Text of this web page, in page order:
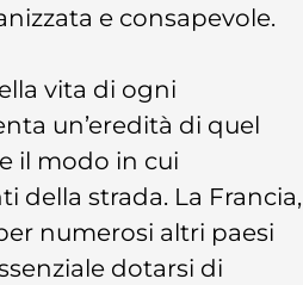
e consapevole.
vita di ogni
un’eredità di quel
il modo in cui
della strada. La Francia,
numerosi altri paesi
dotarsi di